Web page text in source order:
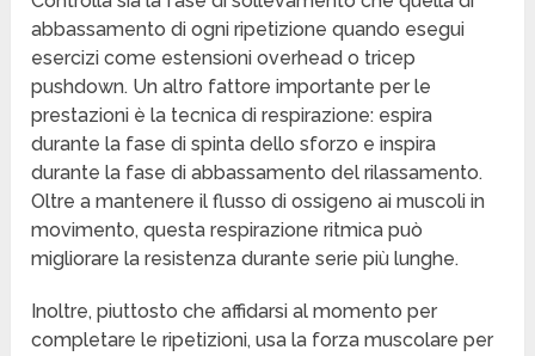
abbassamento di ogni ripetizione quando esegui
esercizi come estensioni overhead o tricep
pushdown. Un altro fattore importante per le
prestazioni è la tecnica di respirazione: espira
durante la fase di spinta dello sforzo e inspira
durante la fase di abbassamento del rilassamento.
Oltre a mantenere il flusso di ossigeno ai muscoli in
movimento, questa respirazione ritmica può
migliorare la resistenza durante serie più lunghe.
Inoltre, piuttosto che affidarsi al momento per
completare le ripetizioni, usa la forza muscolare per